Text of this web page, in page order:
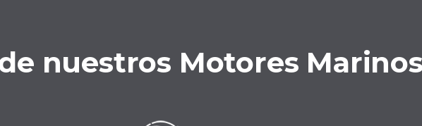
nuestros Motores